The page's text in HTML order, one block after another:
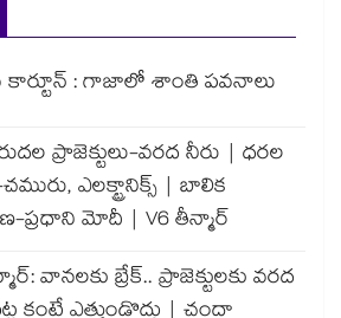
కార్టూన్ : గాజాలో శాంతి పవనాలు
ప్రాజెక్టులు-వరద నీరు | ధరల
ఎలక్ట్రానిక్స్ | బాలిక
ప్రధాని మోదీ | V6 తీన్మార్
వానలకు బ్రేక్.. ప్రాజెక్టులకు వరద